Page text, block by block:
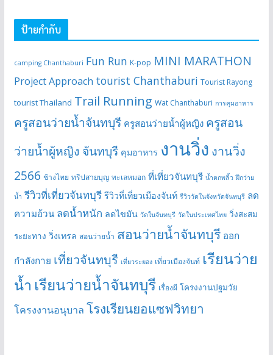
ป้ายกำกับ
camping Chanthaburi Fun Run K-pop MINI MARATHON
Project Approach tourist Chanthaburi Tourist Rayong
tourist Thailand Trail Running Wat Chanthaburi การคุมอาหาร
ครูสอนว่ายน้ำจันทบุรี ครูสอนว่ายน้ำผู้หญิง ครูสอน
ว่ายน้ำผู้หญิง จันทบุรี คุมอาหาร งานวิ่ง งานวิ่ง
2566 ช้างไทย ทริปสายบุญ ทะเลหมอก ที่เที่ยวจันทบุรี น้ำตกพลิ้ว ฝึกว่าย
น้ำ รีวิวที่เที่ยวจันทบุรี รีวิวที่เที่ยวเมืองจันท์ รีวิววัดในจังหวัดจันทบุรี ลด
ความอ้วน ลดน้ำหนัก ลดไขมัน วัดในจันทบุรี วัดในประเทศไทย วิ่งสะสม
ระยะทาง วิ่งเทรล สอนว่ายน้ำ สอนว่ายน้ำจันทบุรี ออก
กำลังกาย เที่ยวจันทบุรี เที่ยวระยอง เที่ยวเมืองจันท์ เรียนว่าย
น้ำ เรียนว่ายน้ำจันทบุรี เรื่องผี โครงงานปฐมวัย
โครงงานอนุบาล โรงเรียนยอแซฟวิทยา